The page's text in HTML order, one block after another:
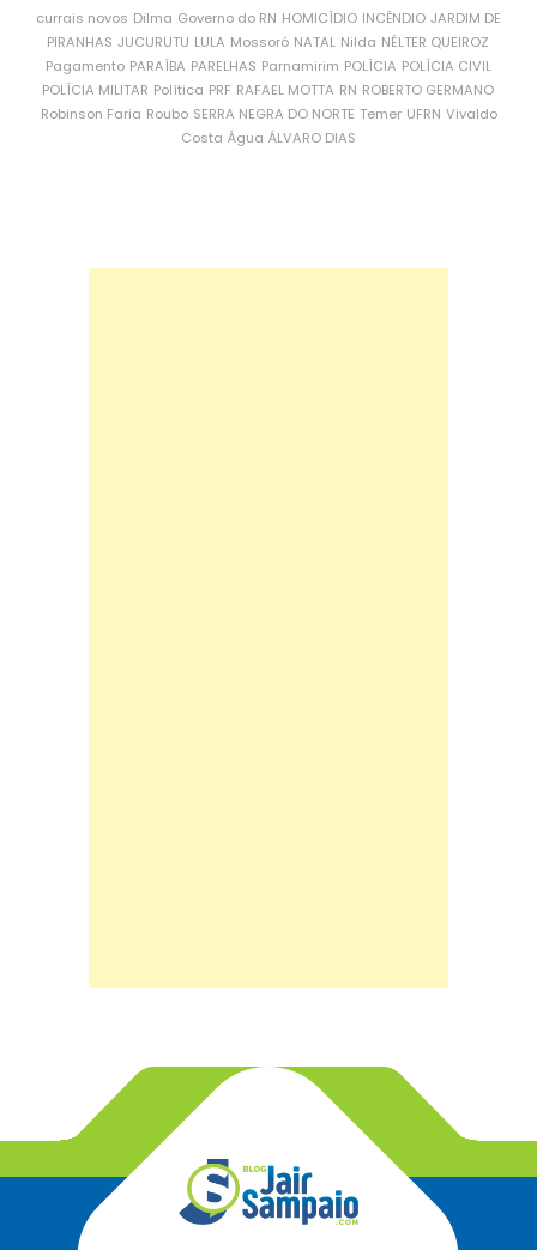
currais novos Dilma Governo do RN HOMICÍDIO INCÊNDIO JARDIM DE
PIRANHAS JUCURUTU LULA Mossoró NATAL Nilda NÉLTER QUEIROZ
Pagamento PARAÍBA PARELHAS Parnamirim POLÍCIA POLÍCIA CIVIL
POLÍCIA MILITAR Política PRF RAFAEL MOTTA RN ROBERTO GERMANO
Robinson Faria Roubo SERRA NEGRA DO NORTE Temer UFRN Vivaldo
Costa Água ÁLVARO DIAS